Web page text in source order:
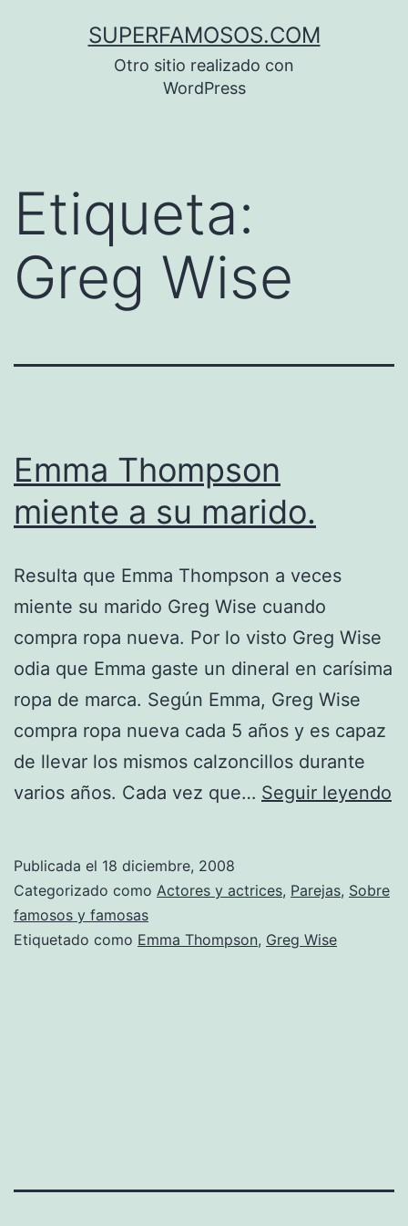
SUPERFAMOSOS.COM
Otro sitio realizado con
WordPress
Etiqueta:
Greg Wise
Emma Thompson
miente a su marido.
Resulta que Emma Thompson a veces
miente su marido Greg Wise cuando
compra ropa nueva. Por lo visto Greg Wise
odia que Emma gaste un dineral en carísima
ropa de marca. Según Emma, Greg Wise
compra ropa nueva cada 5 años y es capaz
de llevar los mismos calzoncillos durante
varios años. Cada vez que… Seguir leyendo
Publicada el 18 diciembre, 2008
Categorizado como Actores y actrices, Parejas, Sobre
famosos y famosas
Etiquetado como Emma Thompson, Greg Wise